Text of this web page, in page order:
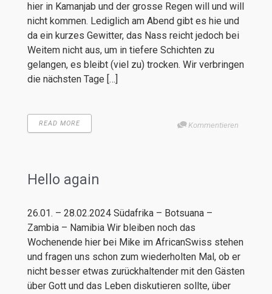
hier in Kamanjab und der grosse Regen will und will
nicht kommen. Lediglich am Abend gibt es hie und
da ein kurzes Gewitter, das Nass reicht jedoch bei
Weitem nicht aus, um in tiefere Schichten zu
gelangen, es bleibt (viel zu) trocken. Wir verbringen
die nächsten Tage […]
READ MORE Kommentieren
Hello again
26.01. – 28.02.2024 Südafrika – Botsuana –
Zambia – Namibia Wir bleiben noch das
Wochenende hier bei Mike im AfricanSwiss stehen
und fragen uns schon zum wiederholten Mal, ob er
nicht besser etwas zurückhaltender mit den Gästen
über Gott und das Leben diskutieren sollte, über